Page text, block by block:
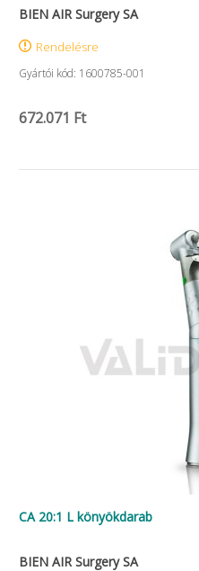
BIEN AIR Surgery SA
Rendelésre
Gyártói kód: 1600785-001
672.071 Ft
CA 20:1 L könyökdarab
BIEN AIR Surgery SA